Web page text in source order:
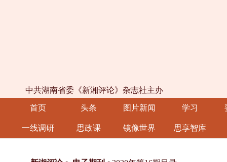
中共湖南省委《新湘评论》杂志社主办
首页 头条 图片新闻 学习
一线调研 思政课 镜像世界 思享智库